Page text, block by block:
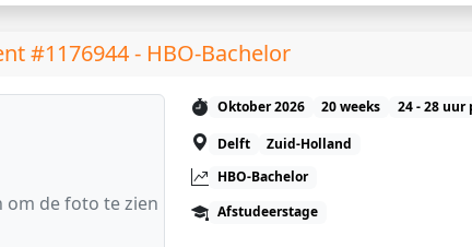
#1176944 - HBO-Bachelor
om de foto te zien
Oktober 2026 20 weeks
24 - 28 uur
Delft
Zuid-Holland
HBO-Bachelor
Afstudeerstage